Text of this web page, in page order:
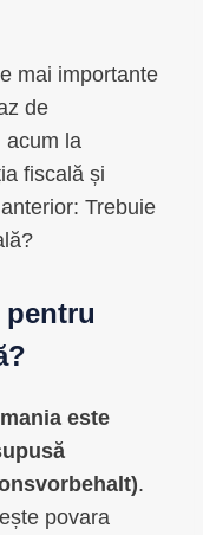
mai importante
de
acum la
fiscală și
Trebuie
este
.
povara